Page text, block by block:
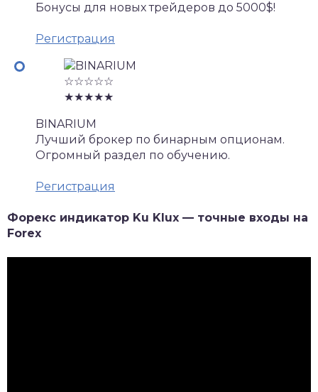
Бонусы для новых трейдеров до 5000$!
Регистрация
☆☆☆☆☆
★★★★★
BINARIUM
Лучший брокер по бинарным опционам.
Огромный раздел по обучению.
Регистрация
Форекс индикатор Ku Klux — точные входы на
Forex